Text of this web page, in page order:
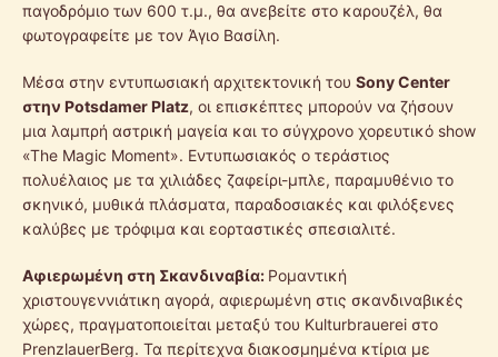
παγοδρόμιο των 600 τ.μ., θα ανεβείτε στο καρουζέλ, θα
φωτογραφείτε με τον Άγιο Βασίλη.
Μέσα στην εντυπωσιακή αρχιτεκτονική του Sony Center
στην Potsdamer Platz, οι επισκέπτες μπορούν να ζήσουν
μια λαμπρή αστρική μαγεία και το σύγχρονο χορευτικό show
«The Magic Moment». Εντυπωσιακός ο τεράστιος
πολυέλαιος με τα χιλιάδες ζαφείρι-μπλε, παραμυθένιο το
σκηνικό, μυθικά πλάσματα, παραδοσιακές και φιλόξενες
καλύβες με τρόφιμα και εορταστικές σπεσιαλιτέ.
Αφιερωμένη στη Σκανδιναβία: Ρομαντική
χριστουγεννιάτικη αγορά, αφιερωμένη στις σκανδιναβικές
χώρες, πραγματοποιείται μεταξύ του Kulturbrauerei στο
PrenzlauerBerg. Τα περίτεχνα διακοσμημένα κτίρια με